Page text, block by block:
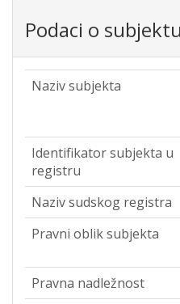
Podaci o subjektu
Naziv subjekta
Identifikator subjekta u
registru
Naziv sudskog registra
Pravni oblik subjekta
Pravna nadležnost